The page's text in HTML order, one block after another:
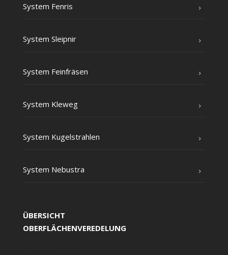
Sys­tem Fenris
Sys­tem Sleipnir
Sys­tem Feinfräsen
Sys­tem Kleweg
Sys­tem Kugelstrahlen
Sys­tem Nebustra
ÜBERSICHT
OBERFLÄCHENVEREDELUNG